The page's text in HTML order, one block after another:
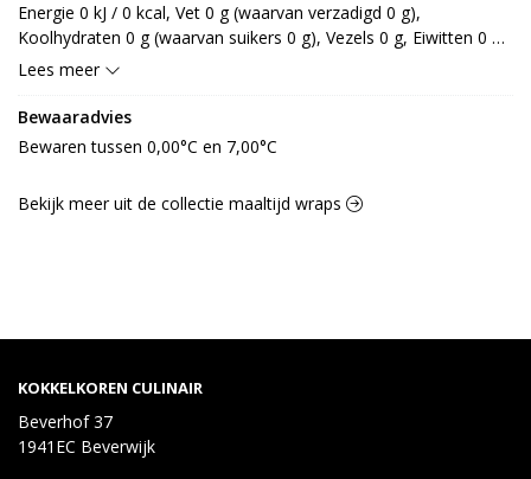
Energie 0 kJ / 0 kcal, Vet 0 g (waarvan verzadigd 0 g),
Koolhydraten 0 g (waarvan suikers 0 g), Vezels 0 g, Eiwitten 0 g,
Zout 0 g.
Lees meer
Bewaaradvies
Bewaren tussen 0,00°C en 7,00°C
Bekijk meer uit de collectie maaltijd wraps
KOKKELKOREN CULINAIR
Beverhof 37
1941EC Beverwijk